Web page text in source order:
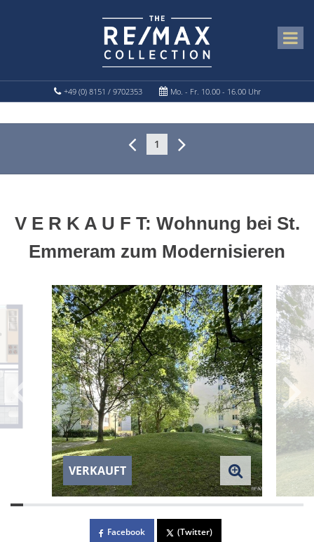
+49 (0) 8151 / 9702353 Mo. - Fr. 10.00 - 16.00 Uhr
1
V E R K A U F T: Wohnung bei St.
Emmeram zum Modernisieren
VERKAUFT
Facebook (Twitter)